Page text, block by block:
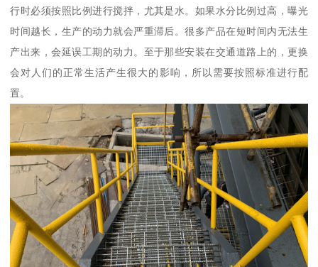
行时必须按照比例进行搅拌，尤其是水。如果水分比例过高，曝光
时间越长，生产的动力就会严重滞后。很多产品在短时间内无法生
产出来，会延误工期的动力。至于那些安装在交通道路上的，更换
会对人们的正常生活产生很大的影响，所以需要按照标准进行配
置。